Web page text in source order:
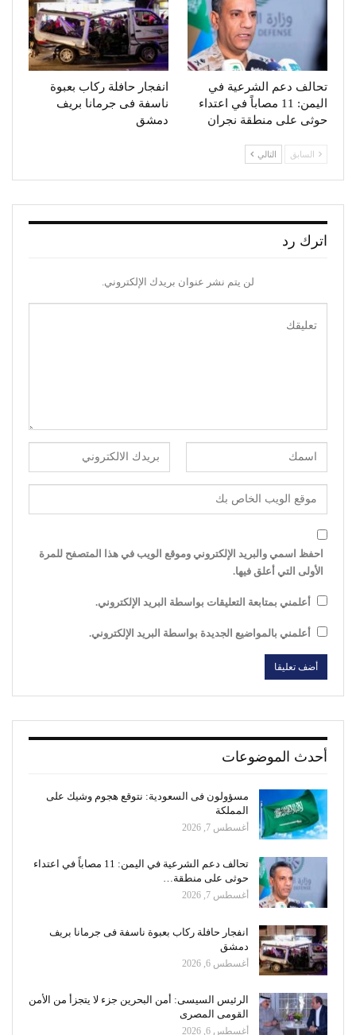
تحالف دعم الشرعية في
اليمن: 11 مصاباً في اعتداء
حوثى على منطقة نجران
انفجار حافلة ركاب بعبوة
ناسفة فى جرمانا بريف
دمشق
السابق التالي
اترك رد
لن يتم نشر عنوان بريدك الإلكتروني.
احفظ اسمي والبريد الإلكتروني وموقع الويب في هذا المتصفح للمرة
الأولى التي أعلق فيها.
أعلمني بمتابعة التعليقات بواسطة البريد الإلكتروني.
أعلمني بالمواضيع الجديدة بواسطة البريد الإلكتروني.
أحدث الموضوعات
مسؤولون فى السعودية: نتوقع هجوم وشيك على
المملكة
أغسطس 7, 2026
تحالف دعم الشرعية في اليمن: 11 مصاباً في اعتداء
حوثى على منطقة…
أغسطس 7, 2026
انفجار حافلة ركاب بعبوة ناسفة فى جرمانا بريف
دمشق
أغسطس 6, 2026
الرئيس السيسى: أمن البحرين جزء لا يتجزأ من الأمن
القومى المصرى
أغسطس 6, 2026